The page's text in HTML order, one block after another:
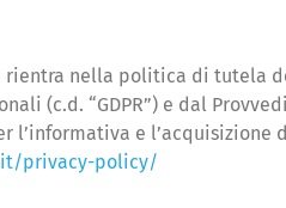
nella politica di tutela
(c.d. “GDPR”) e dal
e l’acquisizione
privacy-policy/